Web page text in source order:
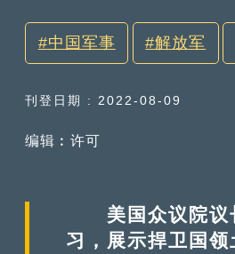
中国军事 解放军
刊登日期 : 2022-08-09
编辑︰许可
美国众议院议长
习，展示捍卫国